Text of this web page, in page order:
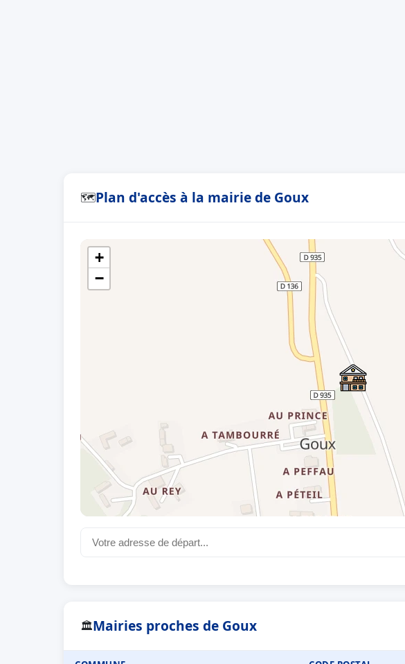
🗺Plan d'accès à la mairie de Goux
+
−
🏛Mairies proches de Goux